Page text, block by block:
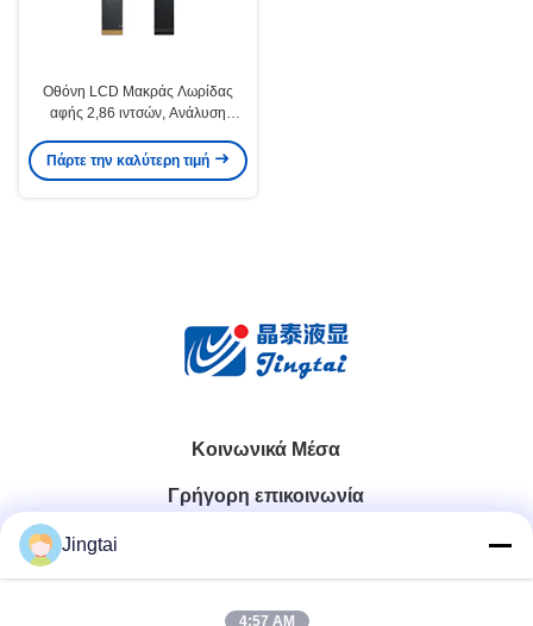
Οθόνη LCD Μακράς Λωρίδας
αφής 2,86 ιντσών, Ανάλυση
Οθόνη TFT
Πάρτε την καλύτερη τιμή
Κοινωνικά Μέσα
Γρήγορη επικοινωνία
0086-755-27491128
Jingtai
4:57 AM